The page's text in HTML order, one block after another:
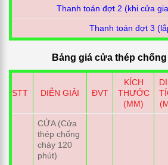
Thanh toán đợt 2 (khi cửa
Thanh toán đợt 3
Bảng giá cửa thép
STT DIỄN GIẢI ĐVT
KÍCH
THƯỚC
(MM)
CỬA (Cửa
thép chống
cháy 120
phút)